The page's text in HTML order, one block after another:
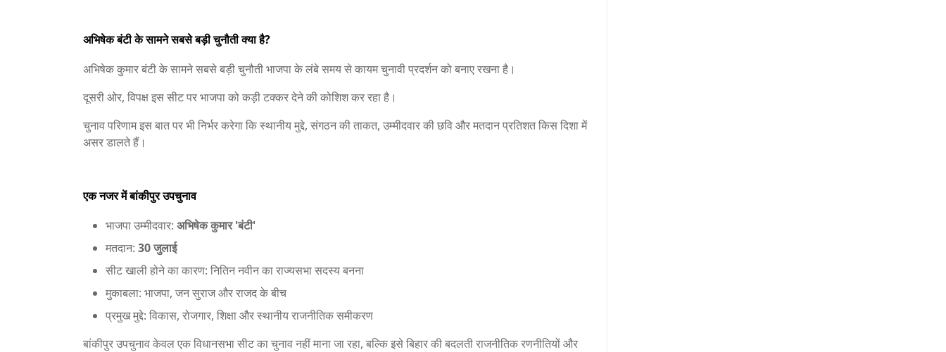
अभिषेक बंटी के सामने सबसे बड़ी चुनौती क्या है?
अभिषेक कुमार बंटी के सामने सबसे बड़ी चुनौती भाजपा के लंबे समय से कायम चुनावी प्रदर्शन को बनाए रखना है।
दूसरी ओर, विपक्ष इस सीट पर भाजपा को कड़ी टक्कर देने की कोशिश कर रहा है।
चुनाव परिणाम इस बात पर भी निर्भर करेगा कि स्थानीय मुद्दे, संगठन की ताकत, उम्मीदवार की छवि और मतदान प्रतिशत किस दिशा में
असर डालते हैं।
एक नजर में बांकीपुर उपचुनाव
भाजपा उम्मीदवार: अभिषेक कुमार 'बंटी'
मतदान: 30 जुलाई
सीट खाली होने का कारण: नितिन नवीन का राज्यसभा सदस्य बनना
मुकाबला: भाजपा, जन सुराज और राजद के बीच
प्रमुख मुद्दे: विकास, रोजगार, शिक्षा और स्थानीय राजनीतिक समीकरण
बांकीपुर उपचुनाव केवल एक विधानसभा सीट का चुनाव नहीं माना जा रहा, बल्कि इसे बिहार की बदलती राजनीतिक रणनीतियों और